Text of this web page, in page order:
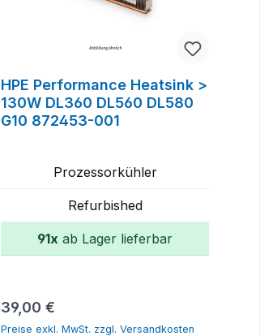
HPE Performance Heatsink >
130W DL360 DL560 DL580
G10 872453-001
Prozessorkühler
Refurbished
91x ab Lager lieferbar
Regulärer Preis:
39,00 €
Preise exkl. MwSt. zzgl. Versandkosten